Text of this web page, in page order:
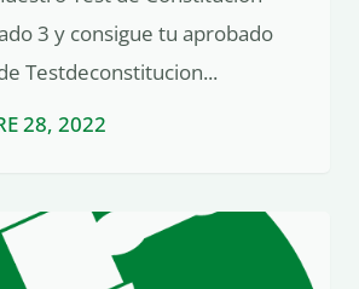
3 y consigue tu aprobado
Testdeconstitucion...
28, 2022